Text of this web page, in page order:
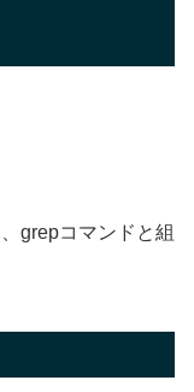
grepコマンドと組